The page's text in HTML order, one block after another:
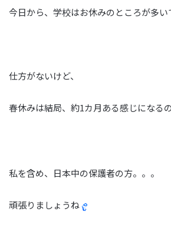
今日から、学校はお休みのところが多い
仕方がないけど、
春休みは結局、約1カ月ある感じになる
私を含め、日本中の保護者の方。。。
頑張りましょうね